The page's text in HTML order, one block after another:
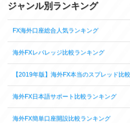
ジャンル別ランキング
FX海外口座総合人気ランキング
海外FXレバレッジ比較ランキング
【2019年版】海外FX本当のスプレッド比
海外FX日本語サポート比較ランキング
海外FX簡単口座開設比較ランキング